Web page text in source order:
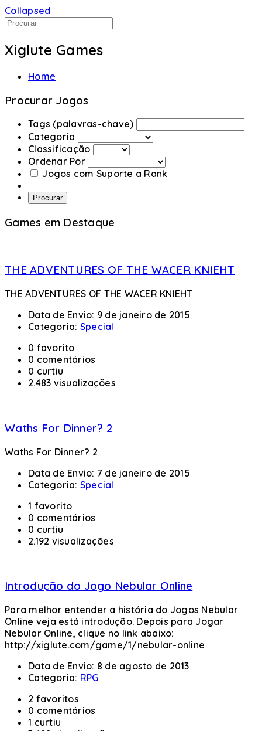
Collapsed
Xiglute Games
Home
Procurar Jogos
Tags (palavras-chave)
Categoria
Classificação
Ordenar Por
Jogos com Suporte a Rank
Procurar
Games em Destaque
THE ADVENTURES OF THE WACER KNIEHT
THE ADVENTURES OF THE WACER KNIEHT
Data de Envio: 9 de janeiro de 2015
Categoria: Special
0 favorito
0 comentários
0 curtiu
2.483 visualizações
Waths For Dinner? 2
Waths For Dinner? 2
Data de Envio: 7 de janeiro de 2015
Categoria: Special
1 favorito
0 comentários
0 curtiu
2.192 visualizações
Introdução do Jogo Nebular Online
Para melhor entender a história do Jogos Nebular
Online veja está introdução. Depois para Jogar
Nebular Online, clique no link abaixo:
http://xiglute.com/game/1/nebular-online
Data de Envio: 8 de agosto de 2013
Categoria: RPG
2 favoritos
0 comentários
1 curtiu